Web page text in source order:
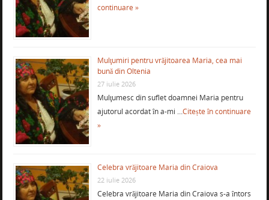
continuare »
Mulţumiri pentru vrăjitoarea Maria, cea mai
bună din Oltenia
27 iulie 2026
Mulţumesc din suflet doamnei Maria pentru
ajutorul acordat în a-mi …Citește în continuare
»
Celebra vrăjitoare Maria din Craiova
22 iulie 2026
Celebra vrăjitoare Maria din Craiova s-a întors